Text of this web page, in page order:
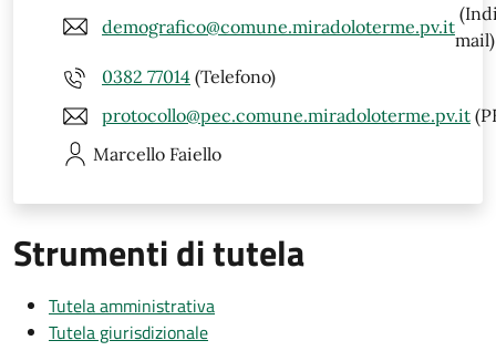
demografico@comune.miradoloterme.pv.it
mail)
0382 77014 (Telefono)
protocollo@pec.comune.miradoloterme.pv.it
Marcello Faiello
Strumenti di tutela
Tutela amministrativa
Tutela giurisdizionale